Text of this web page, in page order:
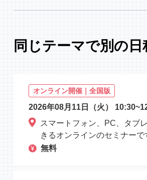
同じテーマで別の日
オンライン開催｜全国版
2026年08月11日（火）
スマートフォン、PC、タブ
きるオンラインのセミナーで
無料